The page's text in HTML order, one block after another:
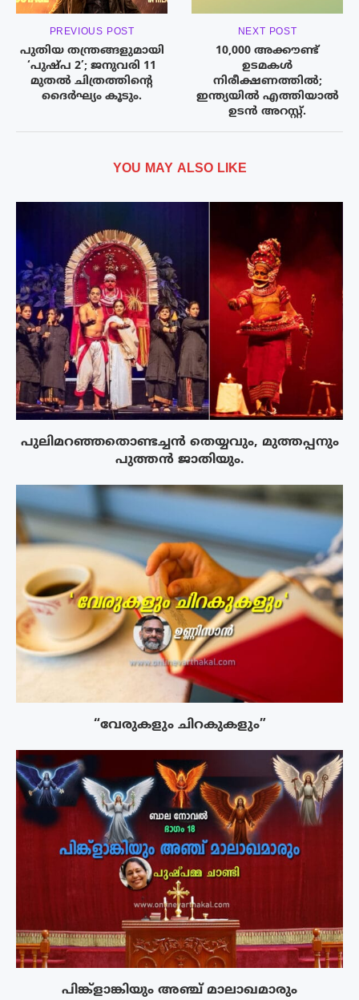
PREVIOUS POST
പുതിയ തന്ത്രങ്ങളുമായി
‘പുഷ്പ 2’; ജനുവരി 11
മുതൽ ചിത്രത്തിന്റെ
ദൈർഘ്യം കൂടും.
NEXT POST
10,000 അക്കൗണ്ട്
ഉടമകൾ
നിരീക്ഷണത്തിൽ;
ഇന്ത്യയിൽ എത്തിയാൽ
ഉടൻ അറസ്റ്റ്.
YOU MAY ALSO LIKE
പുലിമറഞ്ഞതൊണ്ടച്ചൻ തെയ്യവും, മുത്തപ്പനും
പുത്തൻ ജാതിയും.
“വേരുകളും ചിറകുകളും”
പിങ്ക്ളാങ്കിയും അഞ്ച് മാലാഖമാരും